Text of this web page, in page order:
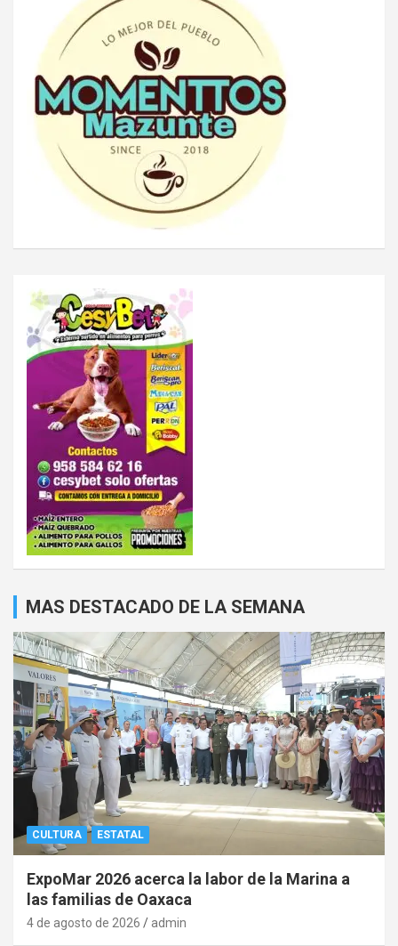
MAS DESTACADO DE LA SEMANA
CULTURA ESTATAL
ExpoMar 2026 acerca la labor de la Marina a
las familias de Oaxaca
4 de agosto de 2026 admin